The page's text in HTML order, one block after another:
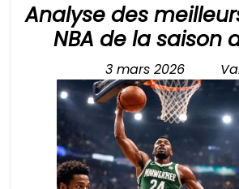
Analyse des
NBA de la saison
3 mars 2026
mars
2026